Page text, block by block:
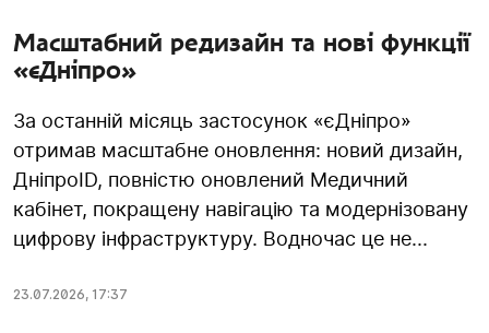
Масштабний редизайн та нові функції
«єДніпро»
За останній місяць застосунок «єДніпро»
отримав масштабне оновлення: новий дизайн,
ДніпроID, повністю оновлений Медичний
кабінет, покращену навігацію та модернізовану
цифрову інфраструктуру. Водночас це не...
23.07.2026, 17:37